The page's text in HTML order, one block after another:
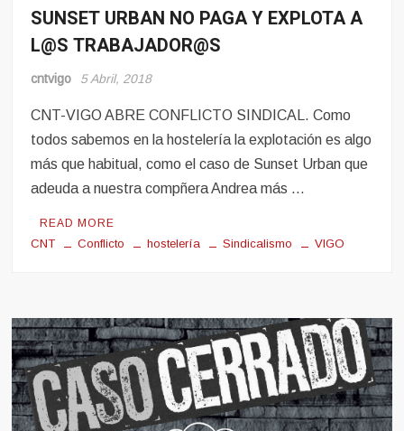
Conflito
Hosteleria
SUNSET URBAN NO PAGA Y EXPLOTA A
L@S TRABAJADOR@S
cntvigo 5 Abril, 2018
CNT-VIGO ABRE CONFLICTO SINDICAL. Como
todos sabemos en la hostelería la explotación es algo
más que habitual, como el caso de Sunset Urban que
adeuda a nuestra compñera Andrea más …
READ MORE
CNT Conflicto hostelería Sindicalismo VIGO